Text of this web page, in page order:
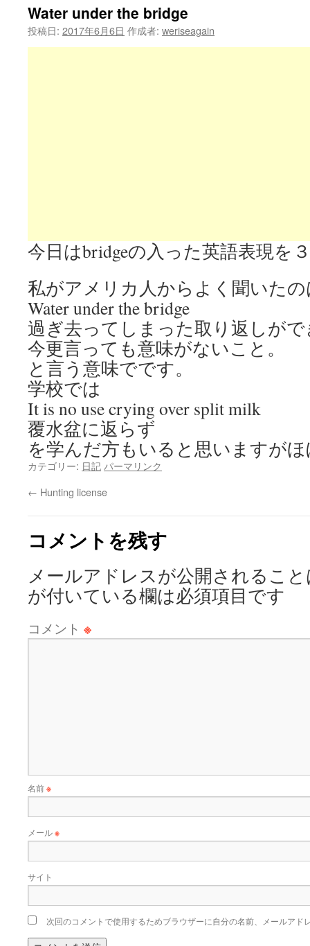
Water under the bridge
投稿日: 2017年6月6日 作成者: weriseagain
今日はbridgeの入った英語表現を
私がアメリカ人からよく聞いた
Water under the bridge
過ぎ去ってしまった取り返しが
今更言っても意味がないこと。
と言う意味でです。
学校では
It is no use crying over split milk
覆水盆に返らず
を学んだ方もいると思いますが
カテゴリー: 日記 パーマリンク
← Hunting license
コメントを残す
メールアドレスが公開されるこ
が付いている欄は必須項目です
コメント ※
名前※
メール※
サイト
次回のコメントで使用するためブラウザーに自分の名前、メールアド